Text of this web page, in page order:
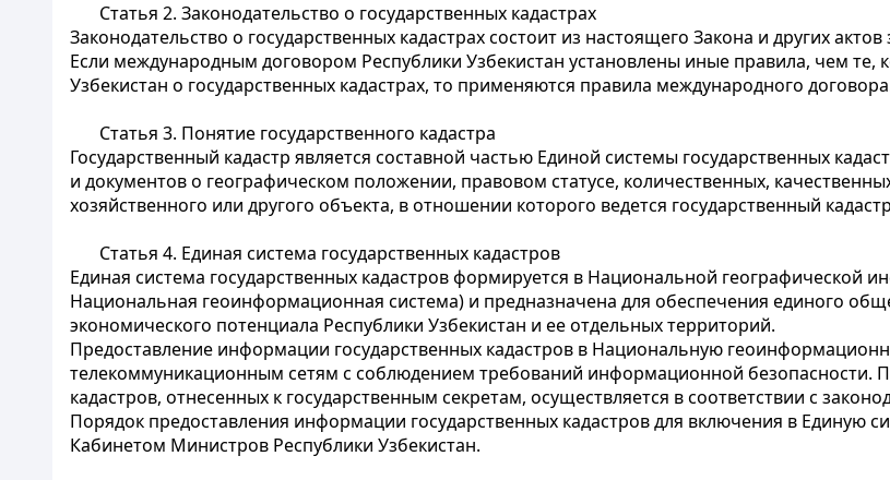
Статья 2. Законодательство о государственных кадастрах
Законодательство о государственных кадастрах состоит из настоящего Закона и других актов
Если международным договором Республики Узбекистан установлены иные правила, чем те,
Узбекистан о государственных кадастрах, то применяются правила международного
Статья 3. Понятие государственного кадастра
Государственный кадастр является составной частью Единой системы государственных
и документов о географическом положении, правовом статусе, количественных,
хозяйственного или другого объекта, в отношении которого ведется государственный
Статья 4. Единая система государственных кадастров
Единая система государственных кадастров формируется в Национальной географической
Национальная геоинформационная система) и предназначена для обеспечения единого
экономического потенциала Республики Узбекистан и ее отдельных территорий.
Предоставление информации государственных кадастров в Национальную
телекоммуникационным сетям с соблюдением требований информационной безопасности.
кадастров, отнесенных к государственным секретам, осуществляется в соответствии с
Порядок предоставления информации государственных кадастров для включения в Единую
Кабинетом Министров Республики Узбекистан.